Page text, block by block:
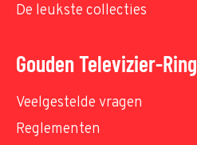
De leukste collecties
Gouden Televizier-Ring
Veelgestelde vragen
Reglementen